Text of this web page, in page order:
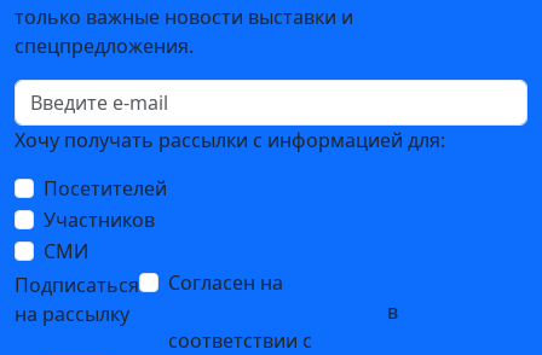
только важные новости выставки и
спецпредложения.
Хочу получать рассылки с информацией для:
Посетителей
Участников
СМИ
Подписаться
на рассылку
Согласен на
в
соответствии с